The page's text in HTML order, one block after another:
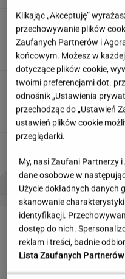
SUBSKRYPCJA
"Cichopek
PROBLEMY POLSKICH SIATKARZY
Klikając „Akceptuję”
przechowywanie plików
Zaufanych Partnerów i
końcowym. Możesz w
dotyczące plików cookie,
twoimi preferencjami dot.
odnośnik „Ustawienia
przechodząc do „Ustawień
ustawień plików cookie
przeglądarki.
My, nasi Zaufani Partnerzy
dane osobowe w
Użycie dokładnych danych
skanowanie
identyfikacji.
dostęp do nich.
reklam i treści, badnie
Lista Zaufanych Partnerów